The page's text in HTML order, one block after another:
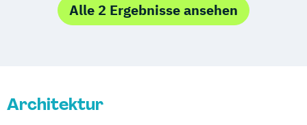
Digital Business Management
Handwerksmanagement Physiotherapie
Wirtschaftsingenieurwesen Schwerpunkt
Alle 2 Ergebnisse ansehen
Architektur